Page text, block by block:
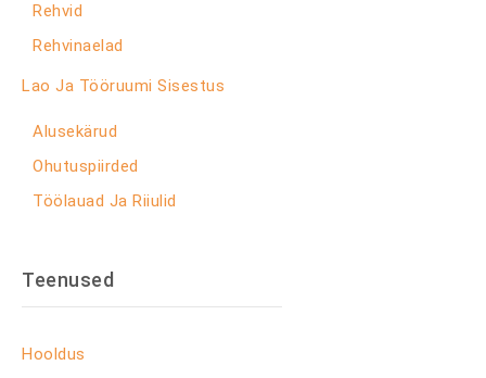
Rehvid
Rehvinaelad
Lao Ja Tööruumi Sisestus
Alusekärud
Ohutuspiirded
Töölauad Ja Riiulid
Teenused
Hooldus